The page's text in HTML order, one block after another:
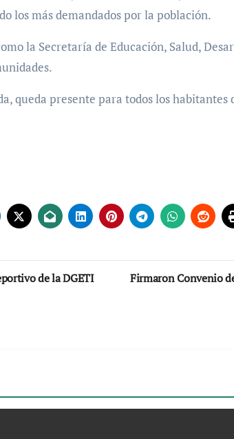
los más demandados por la población.
la Secretaría de Educación, Salud,
queda presente para todos los
de la DGETI
Firmaron Convenio